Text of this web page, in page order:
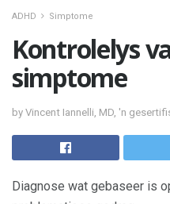
ADHD Simptome
Kontrolelys
simptome
by Vincent Iannelli, MD, 'n
Diagnose wat gebaseer is